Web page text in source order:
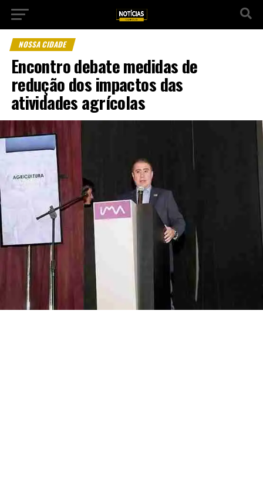
NOSSA CIDADE
Encontro debate medidas de
redução dos impactos das
atividades agrícolas